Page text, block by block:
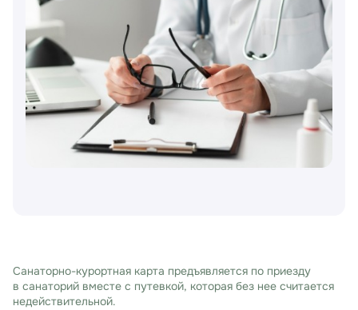
Санаторно-курортная карта предъявляется по приезду
в санаторий вместе с путевкой, которая без нее считается
недействительной.